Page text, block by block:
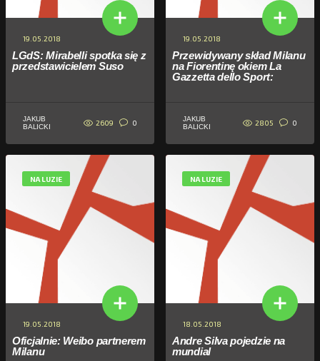
19.05.2018
LGdS: Mirabelli spotka się z
przedstawicielem Suso
JAKUB
BALICKI
2609 0
19.05.2018
Przewidywany skład Milanu
na Fiorentinę okiem La
Gazzetta dello Sport:
JAKUB
BALICKI
2805 0
NA LUZIE
19.05.2018
Oficjalnie: Weibo partnerem
Milanu
NA LUZIE
18.05.2018
Andre Silva pojedzie na
mundial